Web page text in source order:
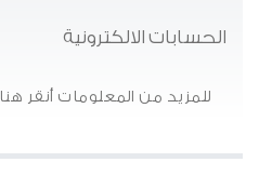
الحسابات الالكترونية
للمزيد من المعلومات أنقر هنا